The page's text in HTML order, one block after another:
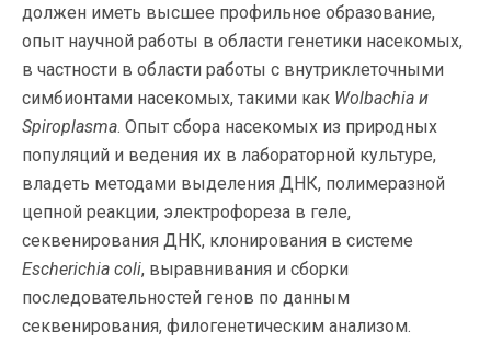
должен иметь высшее профильное образование,
опыт научной работы в области генетики насекомых,
в частности в области работы с внутриклеточными
симбионтами насекомых, такими как Wolbachia и
Spiroplasma. Опыт сбора насекомых из природных
популяций и ведения их в лабораторной культуре,
владеть методами выделения ДНК, полимеразной
цепной реакции, электрофореза в геле,
секвенирования ДНК, клонирования в системе
Escherichia coli, выравнивания и сборки
последовательностей генов по данным
секвенирования, филогенетическим анализом.